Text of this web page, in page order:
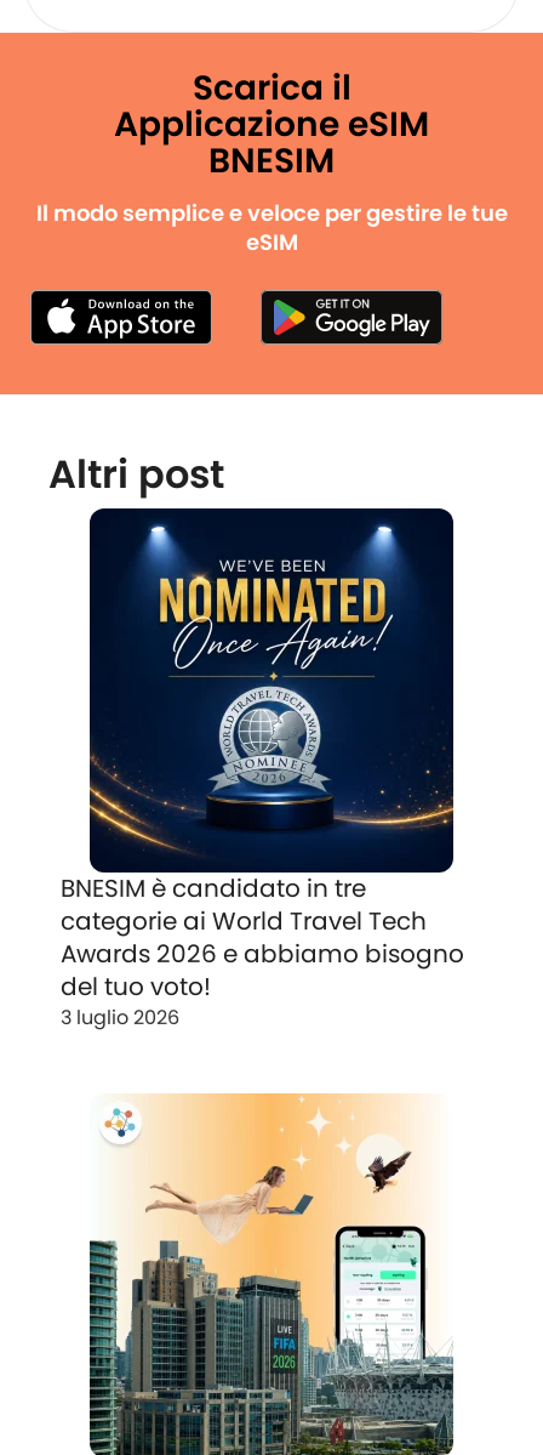
Scarica il
Applicazione eSIM
BNESIM
Il modo semplice e veloce per gestire le tue
eSIM
Altri post
BNESIM è candidato in tre
categorie ai World Travel Tech
Awards 2026 e abbiamo bisogno
del tuo voto!
3 luglio 2026